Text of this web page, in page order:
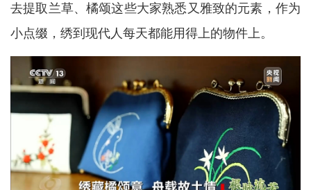
去提取兰草、橘颂这些大家熟悉又雅致的元素，作为
小点缀，绣到现代人每天都能用得上的物件上。